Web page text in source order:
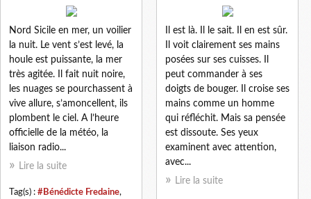
Nord Sicile en mer, un voilier
la nuit. Le vent s’est levé, la
houle est puissante, la mer
très agitée. Il fait nuit noire,
les nuages se pourchassent à
vive allure, s’amoncellent, ils
plombent le ciel. A l’heure
officielle de la météo, la
liaison radio...
Lire la suite
Tag(s) : #Bénédicte Fredaine,
Il est là. Il le sait. Il en est sûr.
Il voit clairement ses mains
posées sur ses cuisses. Il
peut commander à ses
doigts de bouger. Il croise ses
mains comme un homme
qui réfléchit. Mais sa pensée
est dissoute. Ses yeux
examinent avec attention,
avec...
Lire la suite